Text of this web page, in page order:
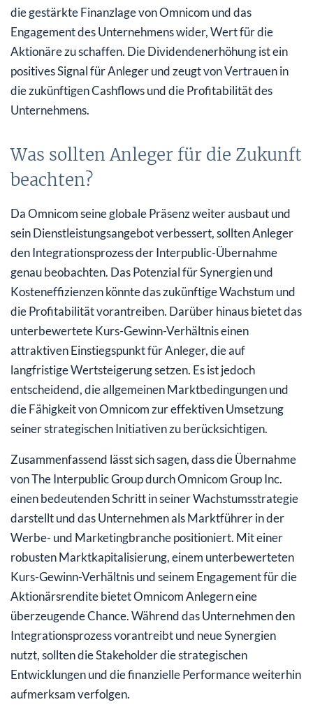
die gestärkte Finanzlage von Omnicom und das
Engagement des Unternehmens wider, Wert für die
Aktionäre zu schaffen. Die Dividendenerhöhung ist ein
positives Signal für Anleger und zeugt von Vertrauen in
die zukünftigen Cashflows und die Profitabilität des
Unternehmens.
Was sollten Anleger für die Zukunft
beachten?
Da Omnicom seine globale Präsenz weiter ausbaut und
sein Dienstleistungsangebot verbessert, sollten Anleger
den Integrationsprozess der Interpublic-Übernahme
genau beobachten. Das Potenzial für Synergien und
Kosteneffizienzen könnte das zukünftige Wachstum und
die Profitabilität vorantreiben. Darüber hinaus bietet das
unterbewertete Kurs-Gewinn-Verhältnis einen
attraktiven Einstiegspunkt für Anleger, die auf
langfristige Wertsteigerung setzen. Es ist jedoch
entscheidend, die allgemeinen Marktbedingungen und
die Fähigkeit von Omnicom zur effektiven Umsetzung
seiner strategischen Initiativen zu berücksichtigen.
Zusammenfassend lässt sich sagen, dass die Übernahme
von The Interpublic Group durch Omnicom Group Inc.
einen bedeutenden Schritt in seiner Wachstumsstrategie
darstellt und das Unternehmen als Marktführer in der
Werbe- und Marketingbranche positioniert. Mit einer
robusten Marktkapitalisierung, einem unterbewerteten
Kurs-Gewinn-Verhältnis und seinem Engagement für die
Aktionärsrendite bietet Omnicom Anlegern eine
überzeugende Chance. Während das Unternehmen den
Integrationsprozess vorantreibt und neue Synergien
nutzt, sollten die Stakeholder die strategischen
Entwicklungen und die finanzielle Performance weiterhin
aufmerksam verfolgen.